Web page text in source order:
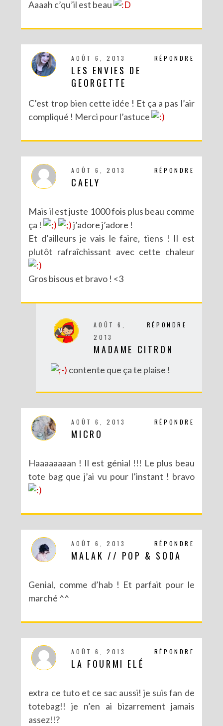
Aaaah c’qu’il est beau
RÉPONDRE
AOÛT 6, 2013
LES ENVIES DE
GEORGETTE
C’est trop bien cette idée ! Et ça a pas l’air
compliqué ! Merci pour l’astuce
RÉPONDRE
AOÛT 6, 2013
CAELY
Mais il est juste 1000 fois plus beau comme
ça !
j’adore j’adore !
Et d’ailleurs je vais le faire, tiens ! Il est
plutôt rafraîchissant avec cette chaleur
Gros bisous et bravo ! <3
RÉPONDRE
AOÛT 6,
2013
MADAME CITRON
contente que ça te plaise !
RÉPONDRE
AOÛT 6, 2013
MICRO
Haaaaaaaan ! Il est génial !!! Le plus beau
tote bag que j’ai vu pour l’instant ! bravo
RÉPONDRE
AOÛT 6, 2013
MALAK // POP & SODA
Genial, comme d’hab ! Et parfait pour le
marché ^^
RÉPONDRE
AOÛT 6, 2013
LA FOURMI ELÉ
extra ce tuto et ce sac aussi! je suis fan de
totebag!! je n’en ai bizarrement jamais
assez!!?